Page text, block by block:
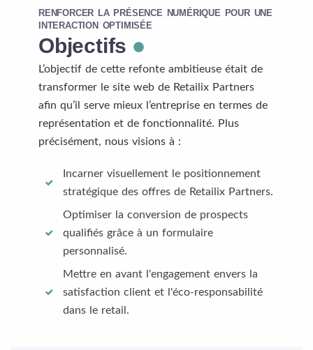
RENFORCER LA PRÉSENCE NUMÉRIQUE POUR UNE
INTERACTION OPTIMISÉE
Objectifs
L’objectif de cette refonte ambitieuse était de
transformer le site web de Retailix Partners
afin qu’il serve mieux l’entreprise en termes de
représentation et de fonctionnalité. Plus
précisément, nous visions à :
Incarner visuellement le positionnement
stratégique des offres de Retailix Partners.
Optimiser la conversion de prospects
qualifiés grâce à un formulaire
personnalisé.
Mettre en avant l'engagement envers la
satisfaction client et l'éco-responsabilité
dans le retail.